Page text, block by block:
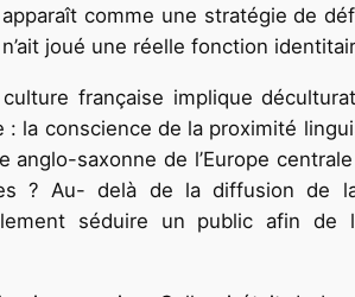
comme une stratégie de
joué une réelle fonction
française implique
la conscience de la proximité
saxonne de l’Europe
? Au- delà de la diffusion de
séduire un public afin